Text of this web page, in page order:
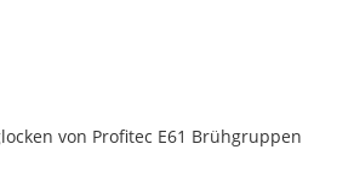
von Profitec E61 Brühgruppen